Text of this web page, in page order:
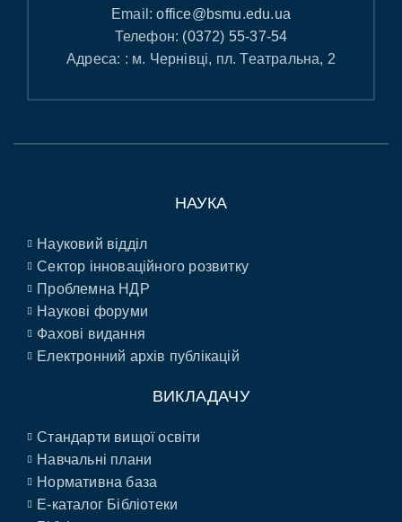
Email:office@bsmu.edu.ua
Телефон: (0372) 55-37-54
Адреса: : м. Чернівці, пл. Театральна, 2
НАУКА
Науковий відділ
Сектор інноваційного розвитку
Проблемна НДР
Наукові форуми
Фахові видання
Електронний архів публікацій
ВИКЛАДАЧУ
Стандарти вищої освіти
Навчальні плани
Нормативна база
E-каталог Бібліотеки